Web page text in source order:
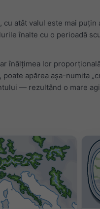
atât valul este mai puțin
înalte cu o perioadă
înălțimea lor
apărea așa-numita
— rezultând o mare